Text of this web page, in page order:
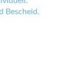
Bescheid.